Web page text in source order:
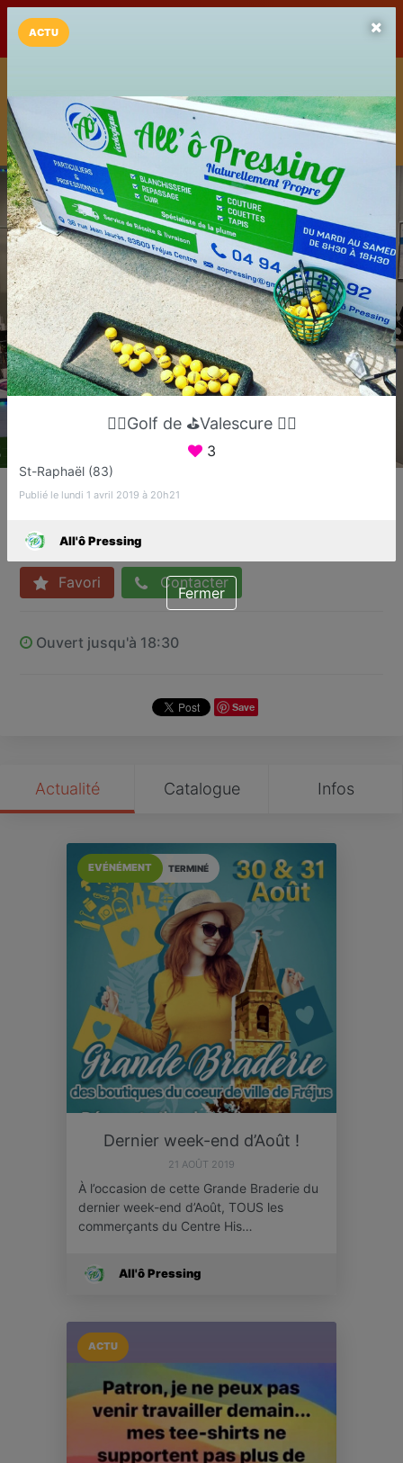
LaCarte Play Store
Téléchargez gratuitement l'app LaCarte pour suivre vos
commerces favoris et ne rien rater !
Télécharger Plus tard
All'ô Pressing
Favori Contacter
Ouvert jusqu'à 18:30
Save
Actualité Catalogue Infos
TERMINÉ
EVÉNÉMENT
Dernier week-end d’Août !
21 AOÛT 2019
À l’occasion de cette Grande Braderie du
dernier week-end d’Août, TOUS les
commerçants du Centre His…
All'ô Pressing
ACTU
ACTU
🏌️‍♀️Golf de ⛳️Valescure 🏌️‍♀️
3
St-Raphaël (83)
Publié le lundi 1 avril 2019 à 20h21
All'ô Pressing
Fermer